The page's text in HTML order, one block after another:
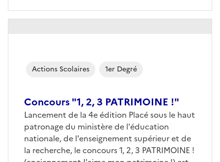
Concours "1, 2, 3 PATRIMOINE !"
Lancement de la 4e édition Placé sous le haut
patronage du ministère de l'éducation
nationale, de l'enseignement supérieur et de
la recherche, le concours 1, 2, 3 PATRIMOINE !
Actions Scolaires 1er Degré